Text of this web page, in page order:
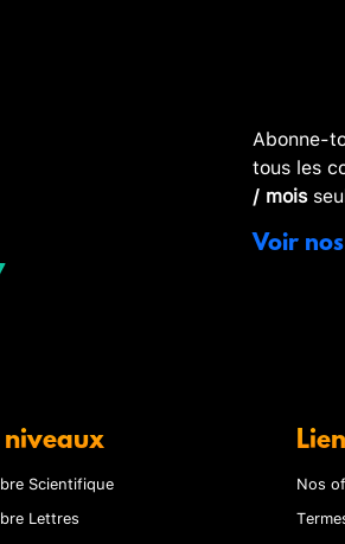
Abonne-
tous les
/ mois
Voir
niveaux
Scientifique
Lettres
Nos